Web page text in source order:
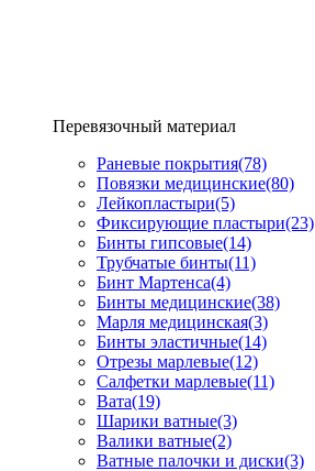
Перевязочный материал
Раневые покрытия(78)
Повязки медицинские(80)
Лейкопластыри(5)
Фиксирующие пластыри(23)
Бинты гипсовые(14)
Трубчатые бинты(11)
Бинт Мартенса(4)
Бинты медицинские(38)
Марля медицинская(3)
Бинты эластичные(14)
Отрезы марлевые(12)
Салфетки марлевые(11)
Вата(19)
Шарики ватные(3)
Валики ватные(2)
Ватные палочки и диски(3)